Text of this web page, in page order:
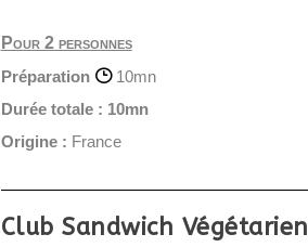
Pour 2 personnes
Préparation
10mn
Durée totale : 10mn
Origine : France
Club Sandwich Végétarien